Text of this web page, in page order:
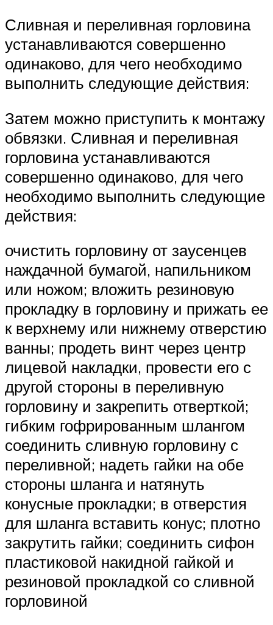
Сливная и переливная горловина
устанавливаются совершенно
одинаково, для чего необходимо
выполнить следующие действия:
Затем можно приступить к монтажу
обвязки. Сливная и переливная
горловина устанавливаются
совершенно одинаково, для чего
необходимо выполнить следующие
действия:
очистить горловину от заусенцев
наждачной бумагой, напильником
или ножом; вложить резиновую
прокладку в горловину и прижать ее
к верхнему или нижнему отверстию
ванны; продеть винт через центр
лицевой накладки, провести его с
другой стороны в переливную
горловину и закрепить отверткой;
гибким гофрированным шлангом
соединить сливную горловину с
переливной; надеть гайки на обе
стороны шланга и натянуть
конусные прокладки; в отверстия
для шланга вставить конус; плотно
закрутить гайки; соединить сифон
пластиковой накидной гайкой и
резиновой прокладкой со сливной
горловиной